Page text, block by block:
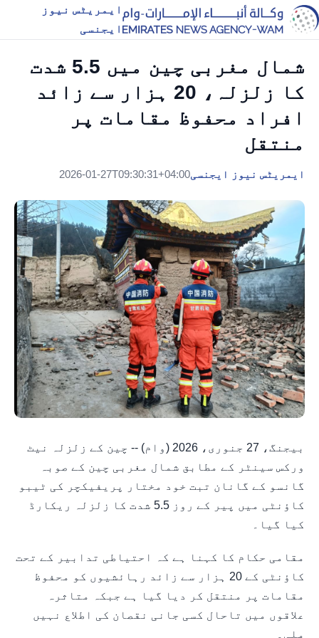
ایمریٹس نیوز
ایجنسی
شمال مغربی چین میں 5.5 شدت
کا زلزلہ، 20 ہزار سے زائد
افراد محفوظ مقامات پر
منتقل
ایمریٹس نیوز ایجنسی2026-01-27T09:30:31+04:00
بیجنگ، 27 جنوری، 2026 (وام) -- چین کے زلزلہ نیٹ
ورکس سینٹر کے مطابق شمال مغربی چین کے صوبہ
گانسو کے گانان تبت خود مختار پریفیکچر کی ٹیبو
کاؤنٹی میں پیر کے روز 5.5 شدت کا زلزلہ ریکارڈ
کیا گیا۔
مقامی حکام کا کہنا ہے کہ احتیاطی تدابیر کے تحت
کاؤنٹی کے 20 ہزار سے زائد رہائشیوں کو محفوظ
مقامات پر منتقل کر دیا گیا ہے جبکہ متاثرہ
علاقوں میں تاحال کسی جانی نقصان کی اطلاع نہیں
ملی۔